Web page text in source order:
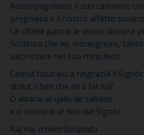
Accompagniamo il suo cammino
preghiera e il nostro affetto
Le ultime parole le vorrei lasciare
Scrittura che lei, monsignore,
valorizzare nel suo ministero:
Cemût fasaraio a ringraziâ il Signôr
di dut il ben che mi à fat lui?
O alsarai al cjalis de salvese
e o clamarai al non dal Signôr.
Kaj naj vrnem Gospodu